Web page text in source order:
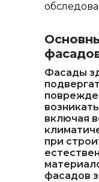
Фасады
включая
при
фасадов